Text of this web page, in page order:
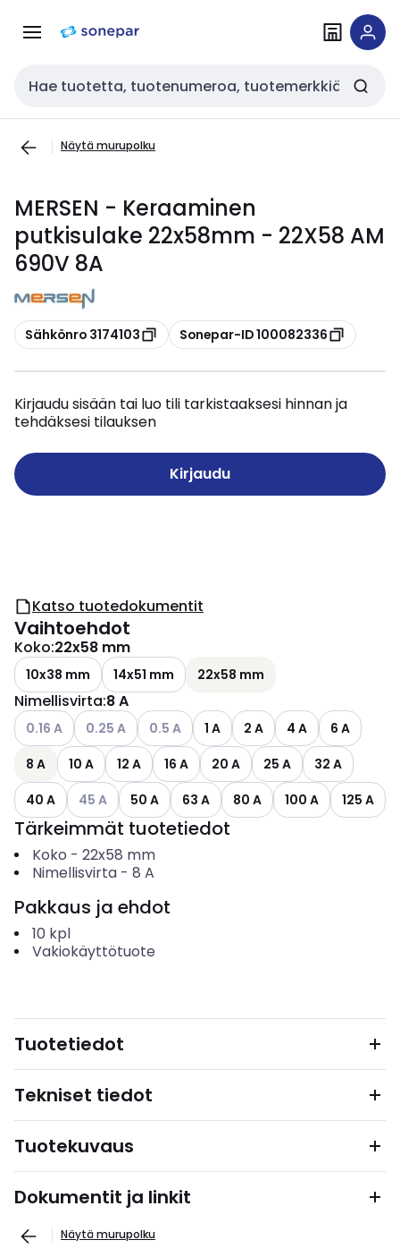
navigointiinsisältöön
Haku
Näytä murupolku
MERSEN - Keraaminen
putkisulake 22x58mm - 22X58 AM
690V 8A
Kopioi
Sähkönro 3174103 Kopioi
Sonepar-ID 100082336
Kirjaudu sisään tai luo tili tarkistaaksesi hinnan ja
tehdäksesi tilauksen
Kirjaudu
Katso tuotedokumentit
Vaihtoehdot
Koko:22x58 mm
10x38 mm 14x51 mm 22x58 mm
Nimellisvirta:8 A
Katso käytettävissä olevat vaihtoehdot
0.16 A Katso käytettävissä olevat vaihtoehdot
0.25 A Katso käytettävissä olevat vaihtoehdot
0.5 A 1 A 2 A 4 A
6 A
8 A
10 A 12 A 16 A 20 A 25 A
32 A
40 A
Katso käytettävissä olevat vaihtoehdot
45 A 50 A 63 A 80 A 100 A 125 A
Tärkeimmät tuotetiedot
Koko - 22x58 mm
Nimellisvirta- 8 A
Pakkaus ja ehdot
10 kpl
Vakiokäyttötuote
Tuotetiedot
Tekniset tiedot
Tuotekuvaus
Dokumentit ja linkit
Näytä murupolku